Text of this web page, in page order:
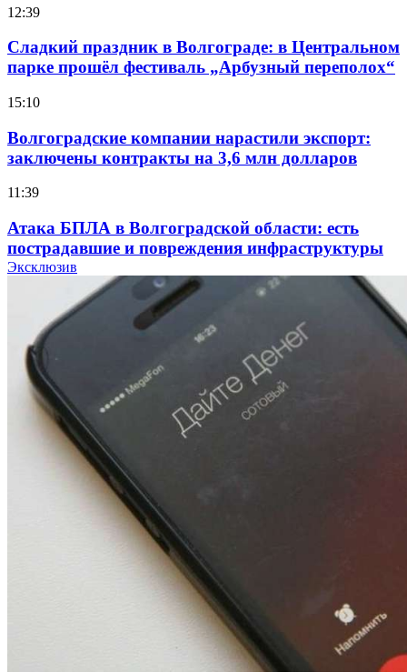
12:39
Сладкий праздник в Волгограде: в Центральном
парке прошёл фестиваль „Арбузный переполох“
15:10
Волгоградские компании нарастили экспорт:
заключены контракты на 3,6 млн долларов
11:39
Атака БПЛА в Волгоградской области: есть
пострадавшие и повреждения инфраструктуры
Волгоградские вузы в топе зарплатного
рейтинга: ВолгГТУ и ВолгГМУ вошли в топ‑15
для химической отрасли и фармацевтики
18:39
В Красноармейском районе Волгограда стартует
конкурс на ремонт моста через Волго‑Донской
судоходный канал
Фестиваль #ТриЧетыре в Волгограде пройдёт
11–13 сентября в рамках Года единства народов
Эксклюзив